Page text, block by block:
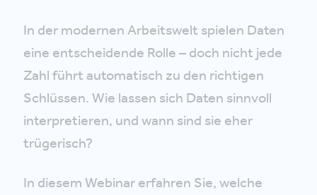
In der modernen Arbeitswelt spielen Daten
eine entscheidende Rolle – doch nicht jede
Zahl führt automatisch zu den richtigen
Schlüssen. Wie lassen sich Daten sinnvoll
interpretieren, und wann sind sie eher
trügerisch?
In diesem Webinar erfahren Sie, welche